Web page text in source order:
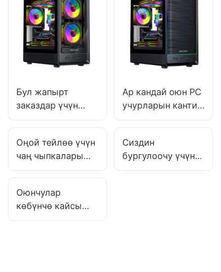
Бул жапырт
заказдар үчүн
премиум PC
алууга арзырлык?
Ар кандай оюн PC
учурларын кантип
салыштырса
талдоо
Оңой тейлөө үчүн
чаң чыпкалары
бар оюн PC
моделдеринин
тизмеси
Сиздин
бургулоочу үчүн
PC электр менен
Оюнчулар
көбүнчө кайсы
компьютердин